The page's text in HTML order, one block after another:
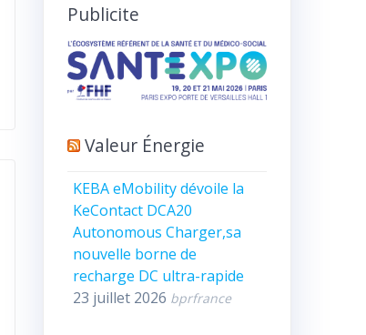
Publicite
Valeur Énergie
KEBA eMobility dévoile la
KeContact DCA20
Autonomous Charger,sa
nouvelle borne de
recharge DC ultra-rapide
23 juillet 2026 bprfrance